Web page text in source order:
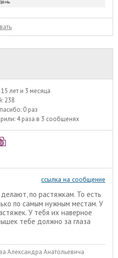
15 лет и 3 месяца
238
0 раз
4 раза в 3 сообщенях
ссылка на сообщение
по растяжкам. То есть
по самым нужным местам. У
У тебя их наверное
тебе должно за глаза
Александра Анатольевича